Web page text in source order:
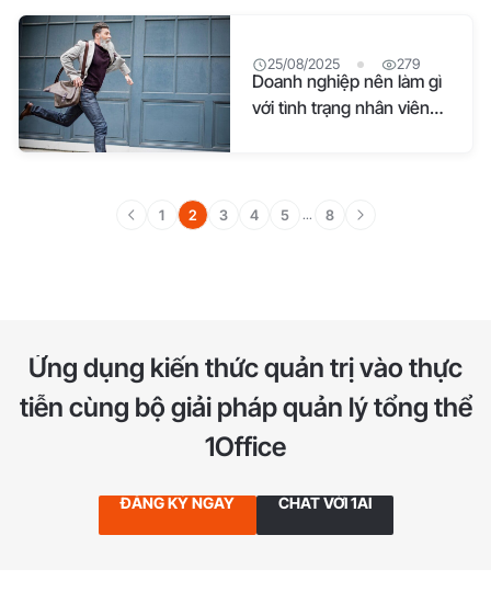
25/08/2025 279
Doanh nghiệp nên làm gì
với tình trạng nhân viên
1 2 3 4 5 ... 8
Ứng dụng kiến thức quản trị vào thực
tiễn cùng bộ giải pháp quản lý tổng thể
1Office
ĐĂNG KÝ NGAY CHAT VỚI 1AI